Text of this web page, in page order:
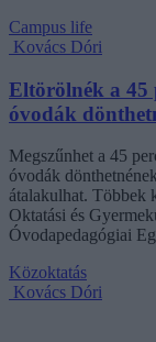
Campus life
Kovács Dóri
Eltörölnék a 45
óvodák
Megszűnhet a 45
óvodák
átalakulhat. Többek
Oktatási és
Óvodapedagógiai
Közoktatás
Kovács Dóri